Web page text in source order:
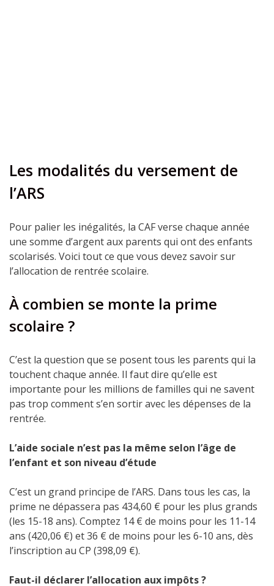
Les modalités du versement de
l’ARS
Pour palier les inégalités, la CAF verse chaque année
une somme d’argent aux parents qui ont des enfants
scolarisés. Voici tout ce que vous devez savoir sur
l’allocation de rentrée scolaire.
À combien se monte la prime
scolaire ?
C’est la question que se posent tous les parents qui la
touchent chaque année. Il faut dire qu’elle est
importante pour les millions de familles qui ne savent
pas trop comment s’en sortir avec les dépenses de la
rentrée.
L’aide sociale n’est pas la même selon l’âge de
l’enfant et son niveau d’étude
C’est un grand principe de l’ARS. Dans tous les cas, la
prime ne dépassera pas 434,60 € pour les plus grands
(les 15-18 ans). Comptez 14 € de moins pour les 11-14
ans (420,06 €) et 36 € de moins pour les 6-10 ans, dès
l’inscription au CP (398,09 €).
Faut-il déclarer l’allocation aux impôts ?